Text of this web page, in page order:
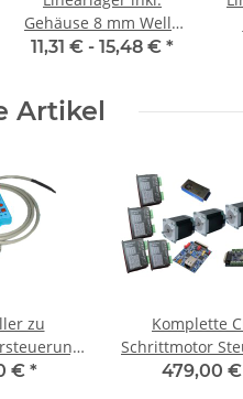
Gehäuse 8 mm Welle
SMA-L
11,31 € - 15,48 € *
Artikel
zu
€ *
Komplette
Schrittmotor
für 4Achsen+4
479,00 €